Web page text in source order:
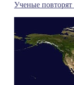
Ученые повторят